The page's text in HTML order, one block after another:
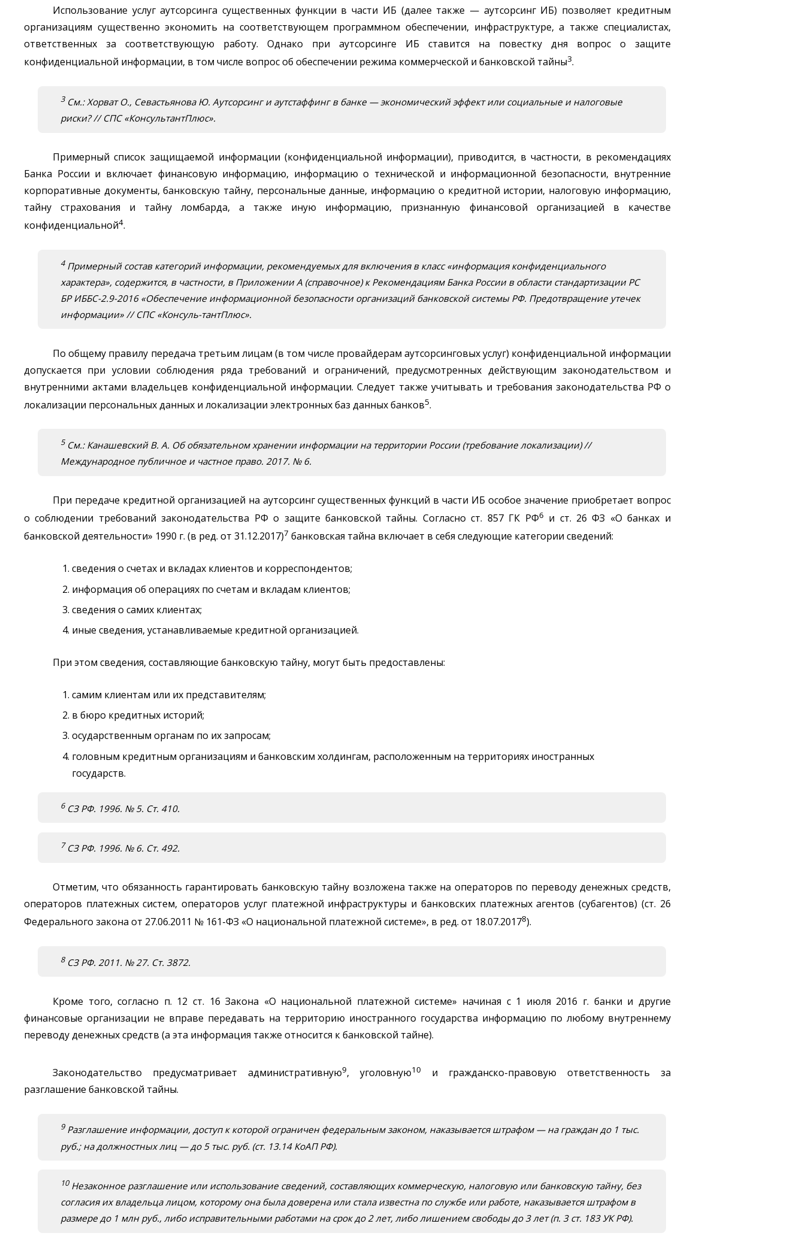
Использование услуг аутсорсинга существенных функции в части ИБ (далее также — аутсорсинг ИБ) позволяет кредитным
организациям существенно экономить на соответствующем программном обеспечении, инфраструктуре, а также специалистах,
ответственных за соответствующую работу. Однако при аутсорсинге ИБ ставится на повестку дня вопрос о защите
конфиденциальной информации, в том числе вопрос об обеспечении режима коммерческой и банковской тайны3.
3См.: Хорват О., Севастьянова Ю. Аутсорсинг и аутстаффинг в банке — экономический эффект или социальные и налоговые
риски? // СПС «КонсультантПлюс».
Примерный список защищаемой информации (конфиденциальной информации), приводится, в частности, в рекомендациях
Банка России и включает финансовую информацию, информацию о технической и информационной безопасности, внутренние
корпоративные документы, банковскую тайну, персональные данные, информацию о кредитной истории, налоговую информацию,
тайну страхования и тайну ломбарда, а также иную информацию, признанную финансовой организацией в качестве
конфиденциальной4.
4Примерный состав категорий информации, рекомендуемых для включения в класс «информация конфиденциального
характера», содержится, в частности, в Приложении А (справочное) к Рекомендациям Банка России в области стандартизации РС
БР ИББС-2.9-2016 «Обеспечение информационной безопасности организаций банковской системы РФ. Предотвращение утечек
информации» // СПС «Консуль-тантПлюс».
По общему правилу передача третьим лицам (в том числе провайдерам аутсорсинговых услуг) конфиденциальной информации
допускается при условии соблюдения ряда требований и ограничений, предусмотренных действующим законодательством и
внутренними актами владельцев конфиденциальной информации. Следует также учитывать и требования законодательства РФ о
локализации персональных данных и локализации электронных баз данных банков5.
5См.: Канашевский В. А. Об обязательном хранении информации на территории России (требование локализации) //
Международное публичное и частное право. 2017. № 6.
При передаче кредитной организацией на аутсорсинг существенных функций в части ИБ особое значение приобретает вопрос
о соблюдении требований законодательства РФ о защите банковской тайны. Согласно ст. 857 ГК РФ6 и ст. 26 ФЗ «О банках и
банковской деятельности» 1990 г. (в ред. от 31.12.2017)7 банковская тайна включает в себя следующие категории сведений:
сведения о счетах и вкладах клиентов и корреспондентов;
информация об операциях по счетам и вкладам клиентов;
сведения о самих клиентах;
иные сведения, устанавливаемые кредитной организацией.
При этом сведения, составляющие банковскую тайну, могут быть предоставлены:
самим клиентам или их представителям;
в бюро кредитных историй;
осударственным органам по их запросам;
головным кредитным организациям и банковским холдингам, расположенным на территориях иностранных
государств.
6СЗ РФ. 1996. № 5. Ст. 410.
7СЗ РФ. 1996. № 6. Ст. 492.
Отметим, что обязанность гарантировать банковскую тайну возложена также на операторов по переводу денежных средств,
операторов платежных систем, операторов услуг платежной инфраструктуры и банковских платежных агентов (субагентов) (ст. 26
Федерального закона от 27.06.2011 № 161-ФЗ «О национальной платежной системе», в ред. от 18.07.20178).
8СЗ РФ. 2011. № 27. Ст. 3872.
Кроме того, согласно п. 12 ст. 16 Закона «О национальной платежной системе» начиная с 1 июля 2016 г. банки и другие
финансовые организации не вправе передавать на территорию иностранного государства информацию по любому внутреннему
переводу денежных средств (а эта информация также относится к банковской тайне).
Законодательство предусматривает административную9, уголовную10
и гражданско-правовую ответственность за
разглашение банковской тайны.
9Разглашение информации, доступ к которой ограничен федеральным законом, наказывается штрафом — на граждан до 1 тыс.
руб.; на должностных лиц — до 5 тыс. руб. (ст. 13.14 КоАП РФ).
10Незаконное разглашение или использование сведений, составляющих коммерческую, налоговую или банковскую тайну, без
согласия их владельца лицом, которому она была доверена или стала известна по службе или работе, наказывается штрафом в
размере до 1 млн руб., либо исправительными работами на срок до 2 лет, либо лишением свободы до 3 лет (п. 3 ст. 183 УК РФ).